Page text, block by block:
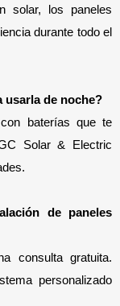
solar, los paneles
durante todo el
usarla de noche?
baterías que te
Solar & Electric
de paneles
consulta gratuita.
personalizado